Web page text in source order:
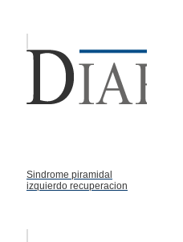
Sindrome piramidal
izquierdo recuperacion